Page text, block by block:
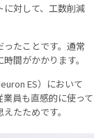
対して、工数削減
たことです。通常
間がかかります。
ES）において
員も直感的に使って
たためです。